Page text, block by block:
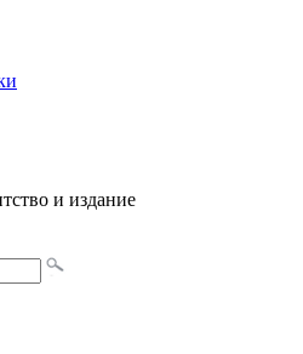
и издание